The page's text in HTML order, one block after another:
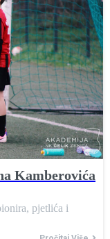
Kamberovića
pjetlića i